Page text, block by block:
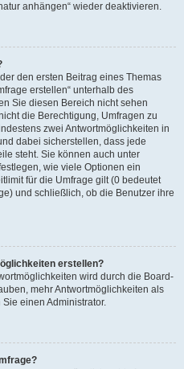
anhängen“ wieder deaktivieren.
den ersten Beitrag eines Themas
erstellen“ unterhalb des
Sie diesen Bereich nicht sehen
die Berechtigung, Umfragen zu
zwei Antwortmöglichkeiten in
dabei sicherstellen, dass jede
steht. Sie können auch unter
wie viele Optionen ein
für die Umfrage gilt (0 bedeutet
und schließlich, ob die Benutzer ihre
erstellen?
wird durch die Board-
mehr Antwortmöglichkeiten als
einen Administrator.